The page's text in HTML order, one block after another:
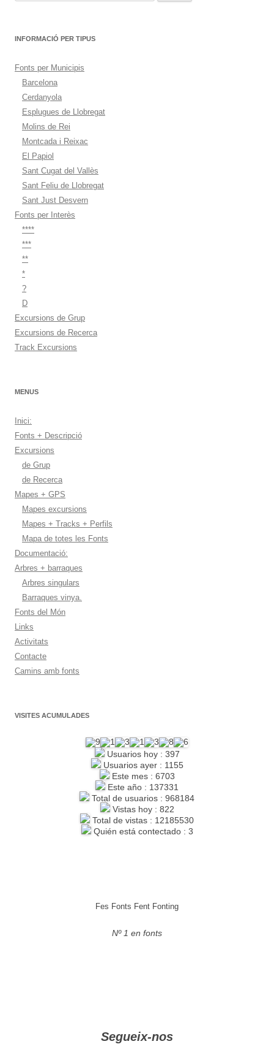
INFORMACIÓ PER TIPUS
Fonts per Municipis
Barcelona
Cerdanyola
Esplugues de Llobregat
Molins de Rei
Montcada i Reixac
El Papiol
Sant Cugat del Vallès
Sant Feliu de Llobregat
Sant Just Desvern
Fonts per Interès
****
***
**
*
?
D
Excursions de Grup
Excursions de Recerca
Track Excursions
MENUS
Inici:
Fonts + Descripció
Excursions
de Grup
de Recerca
Mapes + GPS
Mapes excursions
Mapes + Tracks + Perfils
Mapa de totes les Fonts
Documentació:
Arbres + barraques
Arbres singulars
Barraques vinya.
Fonts del Món
Links
Activitats
Contacte
Camins amb fonts
VISITES ACUMULADES
Usuarios hoy : 397
Usuarios ayer : 1155
Este mes : 6703
Este año : 137331
Total de usuarios : 968184
Vistas hoy : 822
Total de vistas : 12185530
Quién está contectado : 3
Fes Fonts Fent Fonting
Nº 1 en fonts
Segueix-nos